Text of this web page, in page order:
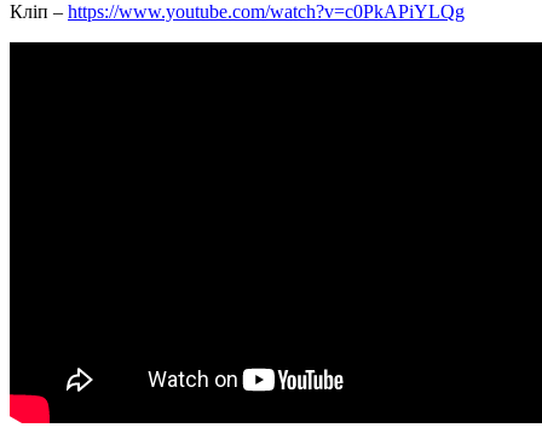
Кліп – https://www.youtube.com/watch?v=c0PkAPiYLQg